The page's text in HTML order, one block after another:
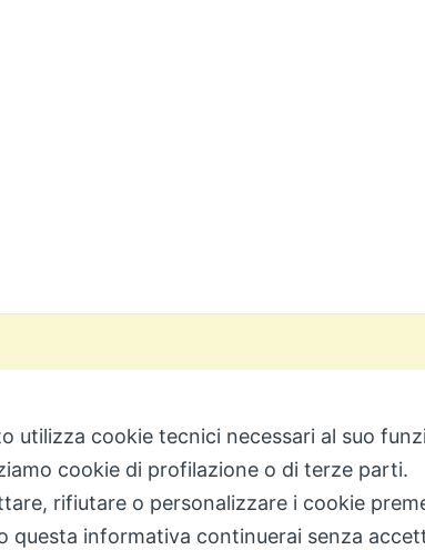
utilizza cookie tecnici necessari al suo
cookie di profilazione o di terze parti.
rifiutare o personalizzare i cookie
questa informativa continuerai senza